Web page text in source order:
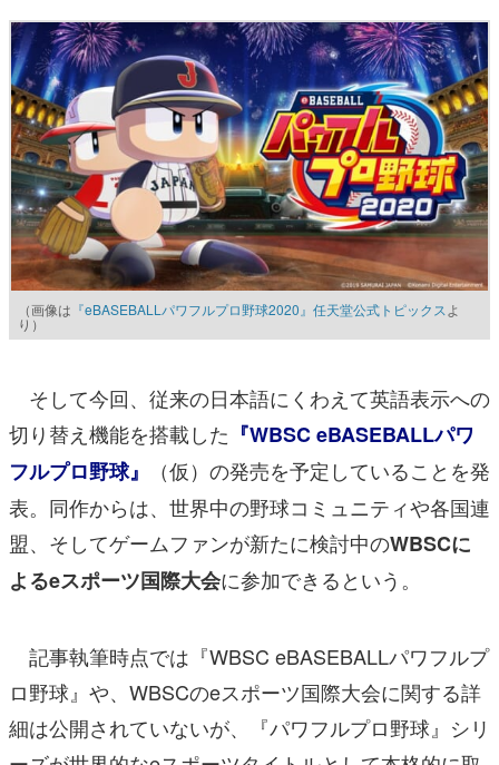
（画像は 『eBASEBALLパワフルプロ野球2020』任天堂公式トピックス よ
り）
そして今回、従来の日本語にくわえて英語表示への
切り替え機能を搭載した 『WBSC eBASEBALLパワ
フルプロ野球』
（仮）の発売を予定していることを発
表。同作からは、世界中の野球コミュニティや各国連
盟、そしてゲームファンが新たに検討中のWBSCに
よるeスポーツ国際大会に参加できるという。
記事執筆時点では『WBSC eBASEBALLパワフルプ
ロ野球』や、WBSCのeスポーツ国際大会に関する詳
細は公開されていないが、『パワフルプロ野球』シリ